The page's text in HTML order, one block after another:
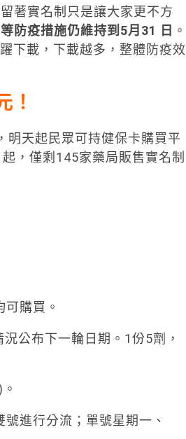
著實名制只是讓大家更不方
防疫措施仍維持到 5月31 日 。
下載，下載越多，整體防疫效
！
明天起民眾可持健保卡購買平
，僅剩145家藥局販售實名制
購買。
公布下一輪日期。1份5劑，
進行分流；單號星期一、